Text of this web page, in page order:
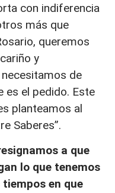
con indiferencia
más que
queremos
y
de
es el pedido. Este
planteamos al
Saberes”.
a que
lo que tenemos
tiempos en que